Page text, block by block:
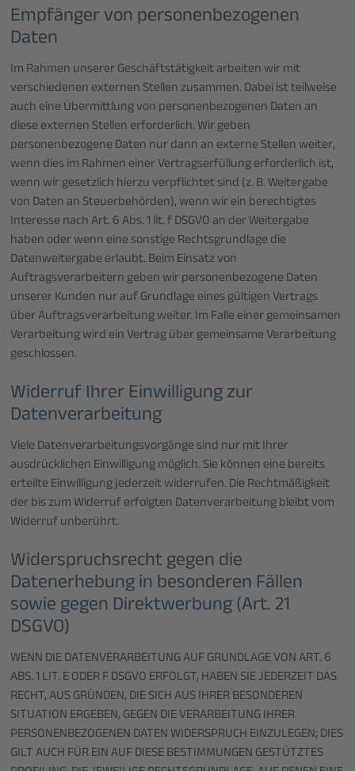
Empfänger von personenbezogenen
Daten
Im Rahmen unserer Geschäftstätigkeit arbeiten wir mit
verschiedenen externen Stellen zusammen. Dabei ist teilweise
auch eine Übermittlung von personenbezogenen Daten an
diese externen Stellen erforderlich. Wir geben
personenbezogene Daten nur dann an externe Stellen weiter,
wenn dies im Rahmen einer Vertragserfüllung erforderlich ist,
wenn wir gesetzlich hierzu verpflichtet sind (z. B. Weitergabe
von Daten an Steuerbehörden), wenn wir ein berechtigtes
Interesse nach Art. 6 Abs. 1 lit. f DSGVO an der Weitergabe
haben oder wenn eine sonstige Rechtsgrundlage die
Datenweitergabe erlaubt. Beim Einsatz von
Auftragsverarbeitern geben wir personenbezogene Daten
unserer Kunden nur auf Grundlage eines gültigen Vertrags
über Auftragsverarbeitung weiter. Im Falle einer gemeinsamen
Verarbeitung wird ein Vertrag über gemeinsame Verarbeitung
geschlossen.
Widerruf Ihrer Einwilligung zur
Datenverarbeitung
Viele Datenverarbeitungsvorgänge sind nur mit Ihrer
ausdrücklichen Einwilligung möglich. Sie können eine bereits
erteilte Einwilligung jederzeit widerrufen. Die Rechtmäßigkeit
der bis zum Widerruf erfolgten Datenverarbeitung bleibt vom
Widerruf unberührt.
Widerspruchsrecht gegen die
Datenerhebung in besonderen Fällen
sowie gegen Direktwerbung (Art. 21
DSGVO)
WENN DIE DATENVERARBEITUNG AUF GRUNDLAGE VON ART. 6
ABS. 1 LIT. E ODER F DSGVO ERFOLGT, HABEN SIE JEDERZEIT DAS
RECHT, AUS GRÜNDEN, DIE SICH AUS IHRER BESONDEREN
SITUATION ERGEBEN, GEGEN DIE VERARBEITUNG IHRER
PERSONENBEZOGENEN DATEN WIDERSPRUCH EINZULEGEN; DIES
GILT AUCH FÜR EIN AUF DIESE BESTIMMUNGEN GESTÜTZTES